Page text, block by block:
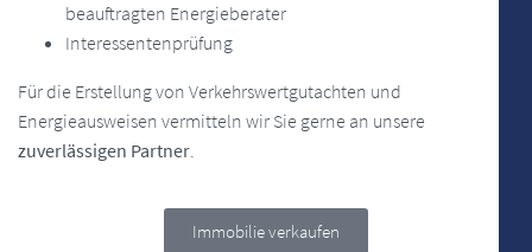
beauftragten Energieberater
Interessentenprüfung
Für die Erstellung von Verkehrswertgutachten und
Energieausweisen vermitteln wir Sie gerne an unsere
zuverlässigen Partner.
Immobilie verkaufen